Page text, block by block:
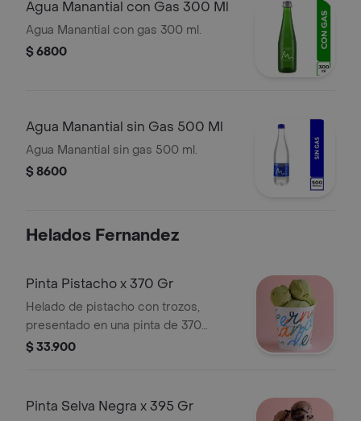
Agua Manantial con Gas 300 Ml
Agua Manantial con gas 300 ml.
$ 6800
Agua Manantial sin Gas 500 Ml
Agua Manantial sin gas 500 ml.
$ 8600
Helados Fernandez
Pinta Pistacho x 370 Gr
Helado de pistacho con trozos,
presentado en una pinta de 370
gramos.
$ 33.900
Pinta Selva Negra x 395 Gr